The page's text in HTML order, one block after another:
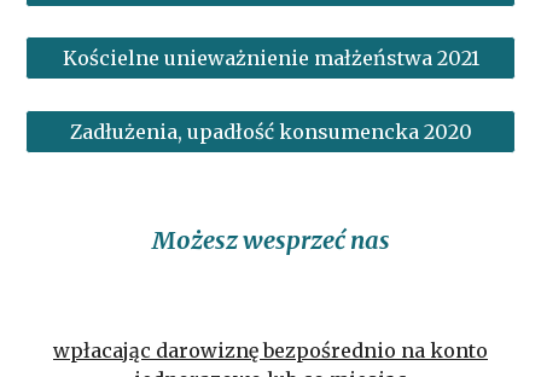
Kościelne unieważnienie małżeństwa 2021
Zadłużenia, upadłość konsumencka 2020
Możesz wesprzeć nas
wpłacając darowiznę bezpośrednio na konto